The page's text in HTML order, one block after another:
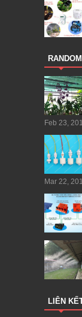
Feb 23,
Mar 22,
LIÊN